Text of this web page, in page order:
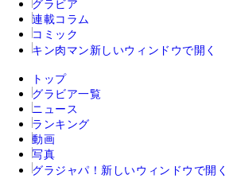
グラビア
連載コラム
コミック
キン肉マン 新しいウィンドウで開く
トップ
グラビア一覧
ニュース
ランキング
動画
写真
グラジャパ！ 新しいウィンドウで開く